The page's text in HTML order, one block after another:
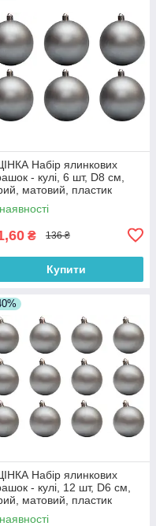
Набір ялинкових
- кулі, 6 шт, D8 см,
матовий, пластик
₴ 136 ₴
Купити
Набір ялинкових
- кулі, 12 шт, D6 см,
матовий, пластик